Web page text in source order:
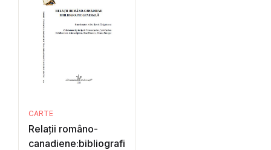
CARTE
Relații româno-
canadiene:bibliografie